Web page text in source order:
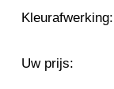
Kleurafwerking:
Uw prijs: